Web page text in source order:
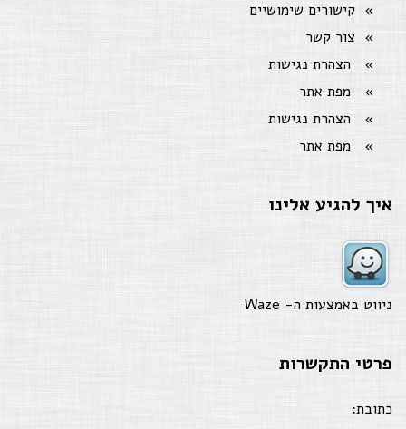
קישורים שימושיים
צור קשר
הצהרת נגישות
מפת אתר
הצהרת נגישות
מפת אתר
איך להגיע אלינו
ניווט באמצעות ה- Waze
פרטי התקשרות
כתובת: